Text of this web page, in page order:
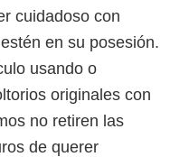
cuidadoso con
en su posesión.
usando o
originales con
no retiren las
de querer